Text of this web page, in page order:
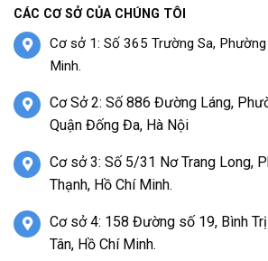
CÁC CƠ SỞ CỦA CHÚNG TÔI
Cơ sở 1: Số 365 Trường Sa,
Minh.
Cơ Sở 2: Số 886 Đường Láng,
Quận Đống Đa, Hà Nội
Cơ sở 3: Số 5/31 Nơ Trang Long,
Thạnh, Hồ Chí Minh.
Cơ sở 4: 158 Đường số 19, Bình
Tân, Hồ Chí Minh.